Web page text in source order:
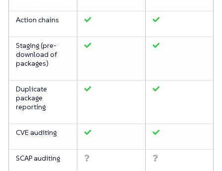
Action chains
Staging (pre-
download of
packages)
Duplicate
package
reporting
CVE auditing
SCAP auditing